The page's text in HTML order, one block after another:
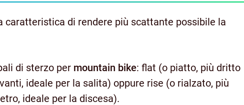
caratteristica di rendere più scattante possibile la
di sterzo per mountain bike: flat (o piatto, più dritto
ideale per la salita) oppure rise (o rialzato, più
ideale per la discesa).